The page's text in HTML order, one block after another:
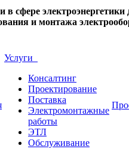
в сфере электроэнергетики
и монтажа
Услуги
Консалтинг
Проектирование
Поставка
Электромонтажные
работы
ЭТЛ
Обслуживание